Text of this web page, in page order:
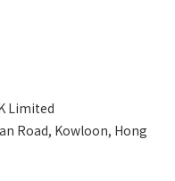
Limited
Road, Kowloon, Hong